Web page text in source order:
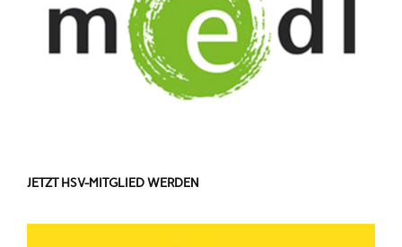
JETZT HSV-MITGLIED WERDEN